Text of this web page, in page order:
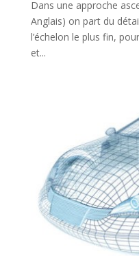
Dans une approche
Anglais) on part du
l’échelon le plus fin,
et...